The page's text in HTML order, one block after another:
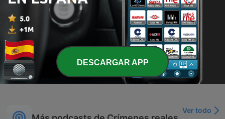
1900
[Archiwum] Tajemnicze zbrodnie podczas
wakacji
Odcinek poświęcony tragicznym zdarzeniom kryminalnym, które miały miejsce podczas wakacji. Narrator omawia lincz na polskich doktorantach w Boliwii, brutalne morderstwo niemieckich turystów w Warszawie oraz niewyjaśnione sprawy śmierci Darii Relugi w Gdańsku i polskich studentów w Bułgarii. W przedstawionych historiach analizowane są niejasne okoliczności, błędy w śledztwach oraz trudne do wyjaśnienia motywy sprawców.
06 jul. 2026
Mostrar más episodios
Ver todo
DESCARGAR APP